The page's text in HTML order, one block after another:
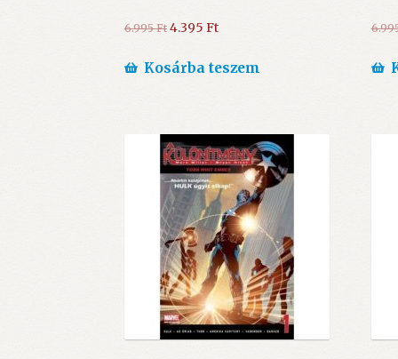
6.995Ft Original
was:
4.395FtCurrent
is:
Kosárba teszem